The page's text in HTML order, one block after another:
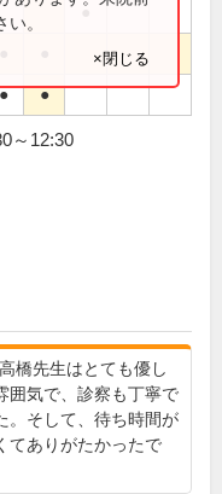
●
●
。
×閉じる
～12:30
高橋先生はとても優し
囲気で、診察も丁寧で
。そして、待ち時間が
てありがたかったで